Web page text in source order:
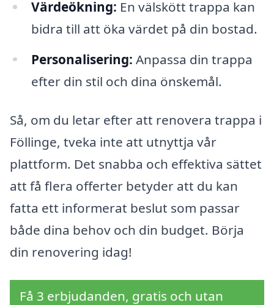
Värdeökning: En välskött trappa kan
bidra till att öka värdet på din bostad.
Personalisering: Anpassa din trappa
efter din stil och dina önskemål.
Så, om du letar efter att renovera trappa i
Föllinge, tveka inte att utnyttja vår
plattform. Det snabba och effektiva sättet
att få flera offerter betyder att du kan
fatta ett informerat beslut som passar
både dina behov och din budget. Börja
din renovering idag!
Få 3 erbjudanden, gratis och utan